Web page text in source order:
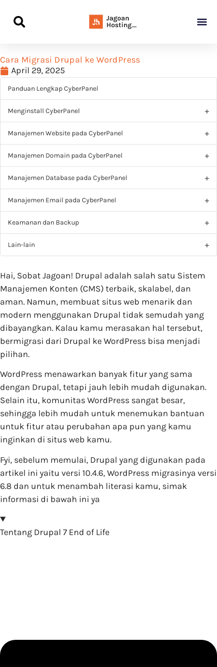
Cara Migrasi Drupal ke WordPress
April 29, 2025
Panduan Lengkap CyberPanel
Menginstall CyberPanel
Manajemen Website pada CyberPanel
Manajemen Domain pada CyberPanel
Manajemen Database pada CyberPanel
Manajemen Email pada CyberPanel
Keamanan dan Backup
Lain-lain
Hai, Sobat Jagoan! Drupal adalah salah satu Sistem
Manajemen Konten (CMS) terbaik, skalabel, dan
aman. Namun, membuat situs web menarik dan
modern menggunakan Drupal tidak semudah yang
dibayangkan. Kalau kamu merasakan hal tersebut,
bermigrasi dari Drupal ke WordPress bisa menjadi
pilihan.
WordPress menawarkan banyak fitur yang sama
dengan Drupal, tetapi jauh lebih mudah digunakan.
Selain itu, komunitas WordPress sangat besar,
sehingga lebih mudah untuk menemukan bantuan
untuk fitur atau perubahan apa pun yang kamu
inginkan di situs web kamu.
Fyi, sebelum memulai, Drupal yang digunakan pada
artikel ini yaitu versi 10.4.6, WordPress migrasinya versi
6.8 dan untuk menambah literasi kamu, simak
informasi di bawah ini ya
Tentang Drupal 7 End of Life